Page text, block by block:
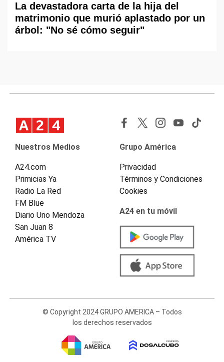
La devastadora carta de la hija del
matrimonio que murió aplastado por un
árbol: "No sé cómo seguir"
Nuestros Medios
A24.com
Primicias Ya
Radio La Red
FM Blue
Diario Uno Mendoza
San Juan 8
América TV
Grupo América
Privacidad
Términos y Condiciones
Cookies
A24 en tu móvil
© Copyright 2024 GRUPO AMERICA – Todos
los derechos reservados